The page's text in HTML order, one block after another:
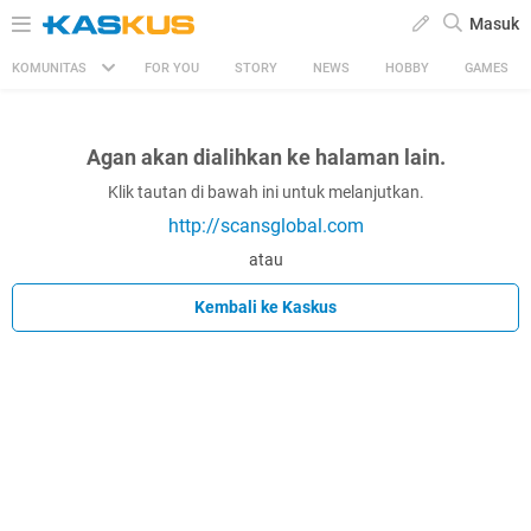
Masuk
KOMUNITAS FOR YOU STORY NEWS HOBBY GAMES
Agan akan dialihkan ke halaman lain.
Klik tautan di bawah ini untuk melanjutkan.
http://scansglobal.com
atau
Kembali ke Kaskus